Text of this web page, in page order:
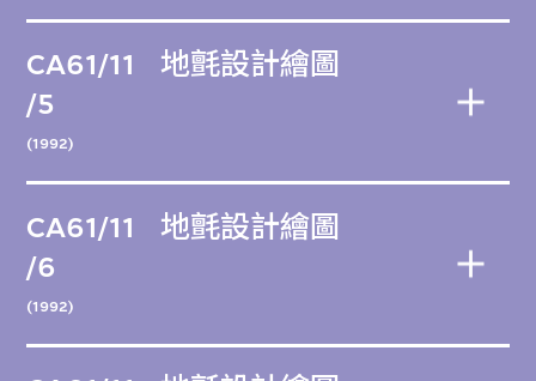
CA61/11
/5
(1992)
地氈設計繪圖
CA61/11
/6
(1992)
地氈設計繪圖